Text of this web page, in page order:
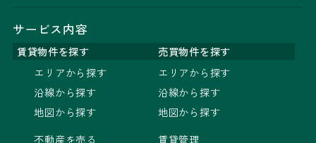
サービス内容
賃貸物件を探す
売買物件を探す
エリアから探す
沿線から探す
地図から探す
不動産を売る
エリアから探す
沿線から探す
地図から探す
賃貸管理